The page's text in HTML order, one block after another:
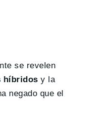
se revelen
híbridos y la
negado que el